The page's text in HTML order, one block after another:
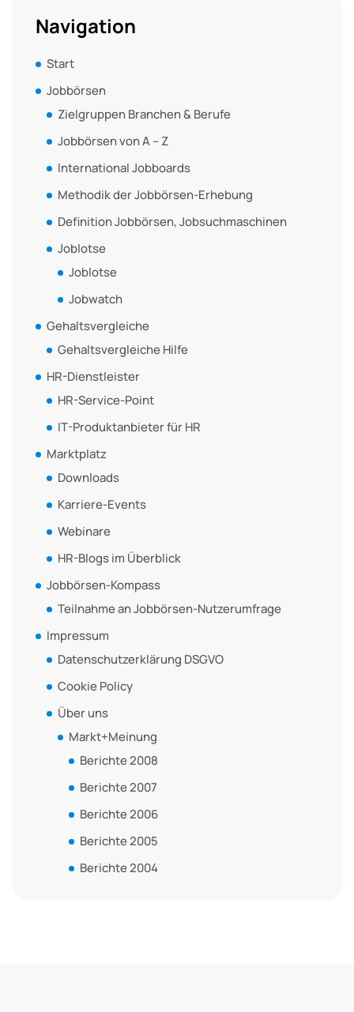
Navigation
Start
Jobbörsen
Zielgruppen Branchen & Berufe
Jobbörsen von A – Z
International Jobboards
Methodik der Jobbörsen-Erhebung
Definition Jobbörsen, Jobsuchmaschinen
Joblotse
Joblotse
Jobwatch
Gehaltsvergleiche
Gehaltsvergleiche Hilfe
HR-Dienstleister
HR-Service-Point
IT-Produktanbieter für HR
Marktplatz
Downloads
Karriere-Events
Webinare
HR-Blogs im Überblick
Jobbörsen-Kompass
Teilnahme an Jobbörsen-Nutzerumfrage
Impressum
Datenschutzerklärung DSGVO
Cookie Policy
Über uns
Markt+Meinung
Berichte 2008
Berichte 2007
Berichte 2006
Berichte 2005
Berichte 2004